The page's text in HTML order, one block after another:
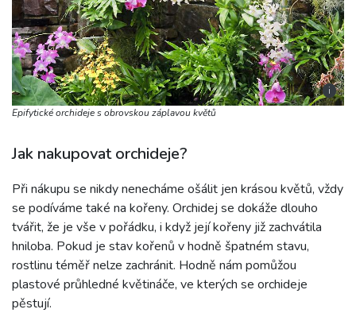
i
Epifytické orchideje s obrovskou záplavou květů
Jak nakupovat orchideje?
Při nákupu se nikdy nenecháme ošálit jen krásou květů, vždy
se podíváme také na kořeny. Orchidej se dokáže dlouho
tvářit, že je vše v pořádku, i když její kořeny již zachvátila
hniloba. Pokud je stav kořenů v hodně špatném stavu,
rostlinu téměř nelze zachránit. Hodně nám pomůžou
plastové průhledné květináče, ve kterých se orchideje
pěstují.